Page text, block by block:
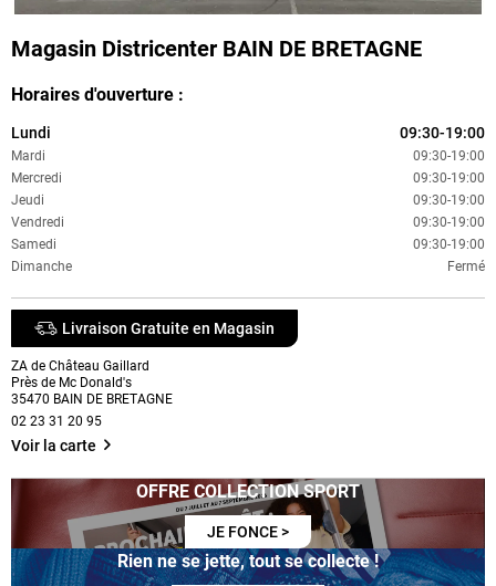
Magasin Districenter BAIN DE BRETAGNE
Horaires d'ouverture :
Lundi 09:30-19:00
Mardi
09:30-19:00
Mercredi
09:30-19:00
Jeudi
09:30-19:00
Vendredi
09:30-19:00
Samedi
09:30-19:00
Dimanche
Fermé
Livraison Gratuite en Magasin
ZA de Château Gaillard
Près de Mc Donald's
35470 BAIN DE BRETAGNE
02 23 31 20 95
Voir la carte
OFFRE COLLECTION SPORT
JE FONCE >
Rien ne se jette, tout se collecte !